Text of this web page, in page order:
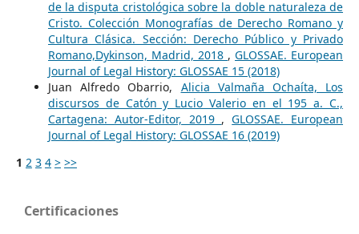
de la disputa cristológica sobre la doble naturaleza de
Cristo. Colección Monografías de Derecho Romano y
Cultura Clásica. Sección: Derecho Público y Privado
Romano,Dykinson, Madrid, 2018 ,GLOSSAE. European
Journal of Legal History: GLOSSAE 15 (2018)
Juan Alfredo Obarrio, Alicia Valmaña Ochaíta, Los
discursos de Catón y Lucio Valerio en el 195 a. C.,
Cartagena: Autor-Editor, 2019 ,GLOSSAE. European
Journal of Legal History: GLOSSAE 16 (2019)
1 2 3 4 > >>
Certificaciones